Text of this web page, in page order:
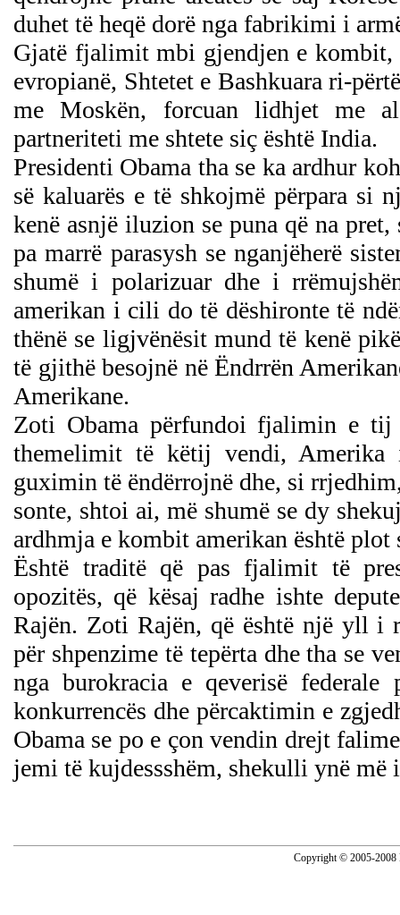
duhet të heqë dorë nga fabrikimi i
Gjatë fjalimit mbi gjendjen e kombit,
evropianë, Shtetet e Bashkuara ri-
me Moskën, forcuan lidhjet me
partneriteti me shtete siç është India.
Presidenti Obama tha se ka ardhur
së kaluarës e të shkojmë përpara si
kenë asnjë iluzion se puna që na
pa marrë parasysh se nganjëherë
shumë i polarizuar dhe i
amerikan i cili do të dëshironte të
thënë se ligjvënësit mund të kenë
të gjithë besojnë në Ëndrrën
Amerikane.
Zoti Obama përfundoi fjalimin e
themelimit të këtij vendi, Amerika
guximin të ëndërrojnë dhe, si
sonte, shtoi ai, më shumë se dy
ardhmja e kombit amerikan është plot
Është traditë që pas fjalimit të
opozitës, që kësaj radhe ishte
Rajën. Zoti Rajën, që është një yll i
për shpenzime të tepërta dhe tha se
nga burokracia e qeverisë
konkurrencës dhe përcaktimin e
Obama se po e çon vendin drejt
jemi të kujdessshëm, shekulli ynë
Copyright © 2005-